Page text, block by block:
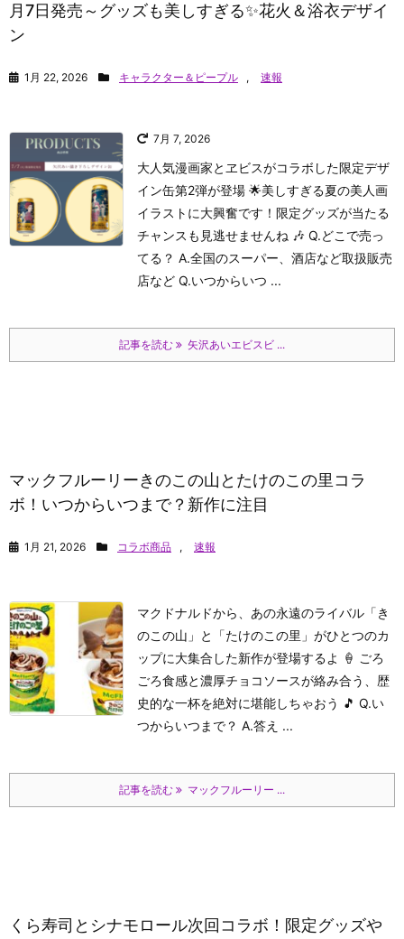
月7日発売～グッズも美しすぎる✨花火＆浴衣デザイ
ン
1月 22, 2026 キャラクター＆ピープル , 速報
7月 7, 2026
大人気漫画家とヱビスがコラボした限定デザ
イン缶第2弾が登場 🌟美しすぎる夏の美人画
イラストに大興奮です！限定グッズが当たる
チャンスも見逃せませんね 🎶 Q.どこで売っ
てる？ A.全国のスーパー、酒店など取扱販売
店など Q.いつからいつ ...
記事を読む 矢沢あいエビスビ ...
マックフルーリーきのこの山とたけのこの里コラ
ボ！いつからいつまで？新作に注目
1月 21, 2026 コラボ商品 , 速報
マクドナルドから、あの永遠のライバル「き
のこの山」と「たけのこの里」がひとつのカ
ップに大集合した新作が登場するよ 🍦 ごろ
ごろ食感と濃厚チョコソースが絡み合う、歴
史的な一杯を絶対に堪能しちゃおう 🎵 Q.い
つからいつまで？ A.答え ...
記事を読む マックフルーリー ...
くら寿司とシナモロール次回コラボ！限定グッズや